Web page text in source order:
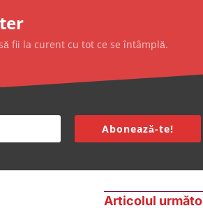
fii la curent cu tot ce se întâmplă.
Abonează-te!
Articolul